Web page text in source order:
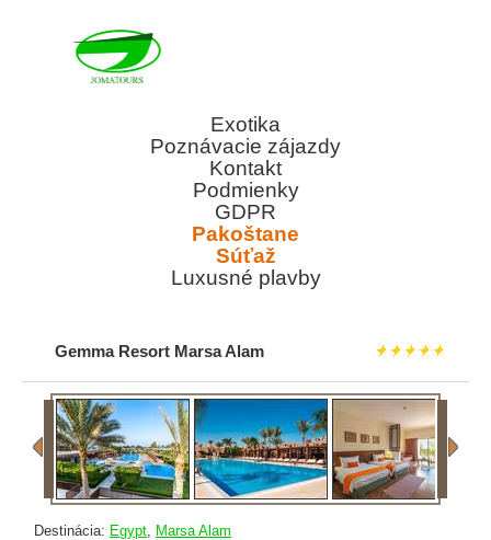
Exotika
Poznávacie zájazdy
Kontakt
Podmienky
GDPR
Pakoštane
Súťaž
Luxusné plavby
Gemma Resort Marsa Alam
Destinácia: Egypt, Marsa Alam